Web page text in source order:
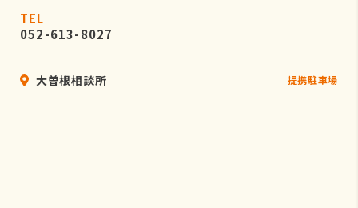
TEL
052-613-8027
大曽根相談所 提携駐車場